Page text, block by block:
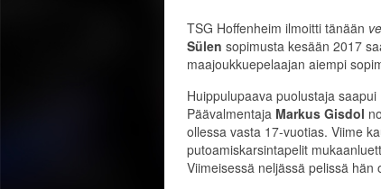
TSG Hoffenheim ilmoitti tänään
Sülen sopimusta kesään 2017
maajoukkuepelaajan aiempi
Huippulupaava puolustaja
Päävalmentaja Markus Gisdol
ollessa vasta 17-vuotias. Viime
putoamiskarsintapelit
Viimeisessä neljässä pelissä